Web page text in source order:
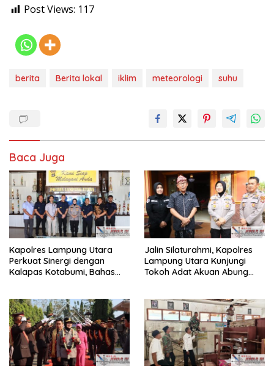
Post Views: 117
berita Berita lokal iklim meteorologi suhu
Baca Juga
Kapolres Lampung Utara
Perkuat Sinergi dengan
Kalapas Kotabumi, Bahas
Jalin Silaturahmi, Kapolres
Lampung Utara Kunjungi
Tokoh Adat Akuan Abung